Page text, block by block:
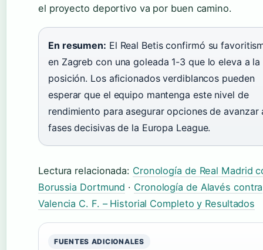
el proyecto deportivo va por buen camino.
En resumen: El Real Betis confirmó su
en Zagreb con una goleada 1-3 que lo eleva a la
posición. Los aficionados verdiblancos pueden
esperar que el equipo mantenga este nivel de
rendimiento para asegurar opciones de avanzar
fases decisivas de la Europa League.
Lectura relacionada: Cronología de Real Madrid
Borussia Dortmund · Cronología de Alavés contra
Valencia C. F. – Historial Completo y Resultados
FUENTES ADICIONALES